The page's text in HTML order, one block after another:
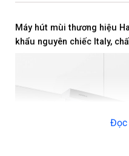
Tiện ích: Có bộ lọc khử mùi
– Hệ thống hút xả: tuần
Máy hút mùi thương hiệu
khẩu nguyên chiếc Italy,
Đọc